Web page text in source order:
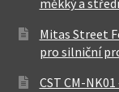
měkký a
Mitas Street
pro silniční
CST CM-